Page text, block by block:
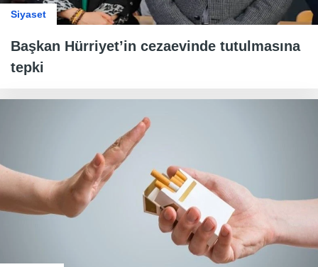
Siyaset
Başkan Hürriyet’in cezaevinde tutulmasına
tepki